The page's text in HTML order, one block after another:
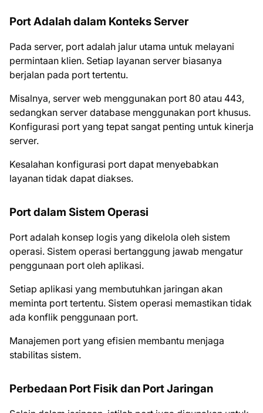
Port Adalah dalam Konteks Server
Pada server, port adalah jalur utama untuk melayani
permintaan klien. Setiap layanan server biasanya
berjalan pada port tertentu.
Misalnya, server web menggunakan port 80 atau 443,
sedangkan server database menggunakan port khusus.
Konfigurasi port yang tepat sangat penting untuk kinerja
server.
Kesalahan konfigurasi port dapat menyebabkan
layanan tidak dapat diakses.
Port dalam Sistem Operasi
Port adalah konsep logis yang dikelola oleh sistem
operasi. Sistem operasi bertanggung jawab mengatur
penggunaan port oleh aplikasi.
Setiap aplikasi yang membutuhkan jaringan akan
meminta port tertentu. Sistem operasi memastikan tidak
ada konflik penggunaan port.
Manajemen port yang efisien membantu menjaga
stabilitas sistem.
Perbedaan Port Fisik dan Port Jaringan